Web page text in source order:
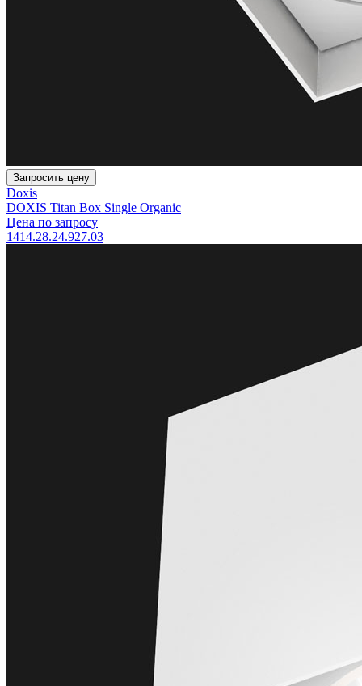
Запросить цену
Doxis
DOXIS Titan Box Single Organic
Цена по запросу
1414.28.24.927.03